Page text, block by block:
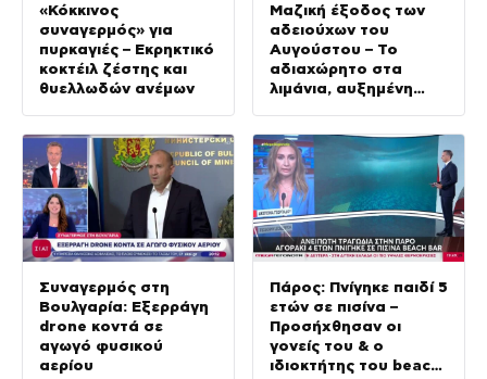
«Κόκκινος
συναγερμός» για
πυρκαγιές – Εκρηκτικό
κοκτέιλ ζέστης και
θυελλωδών ανέμων
Μαζική έξοδος των
αδειούχων του
Αυγούστου – Το
αδιαχώρητο στα
λιμάνια, αυξημένη
Συναγερμός στη
Βουλγαρία: Εξερράγη
drone κοντά σε
αγωγό φυσικού
αερίου
Πάρος: Πνίγηκε παιδί 5
ετών σε πισίνα –
Προσήχθησαν οι
γονείς του & ο
ιδιοκτήτης του beach